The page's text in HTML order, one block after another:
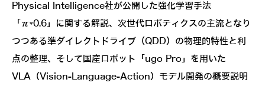
Physical Intelligence社が公開した強化学習手法
「π*0.6」に関する解説、次世代ロボティクスの主流となり
つつある準ダイレクトドライブ（QDD）の物理的特性と利
点の整理、そして国産ロボット「ugo Pro」を用いた
VLA（Vision-Language-Action）モデル開発の概要説明